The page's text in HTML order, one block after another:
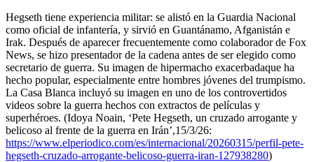
Hegseth tiene experiencia militar: se alistó en la Guardia Nacional
como oficial de infantería, y sirvió en Guantánamo, Afganistán e
Irak. Después de aparecer frecuentemente como colaborador de Fox
News, se hizo presentador de la cadena antes de ser elegido como
secretario de guerra. Su imagen de hipermacho exacerbadaque ha
hecho popular, especialmente entre hombres jóvenes del trumpismo.
La Casa Blanca incluyó su imagen en uno de los controvertidos
videos sobre la guerra hechos con extractos de películas y
superhéroes. (Idoya Noain, ‘Pete Hegseth, un cruzado arrogante y
belicoso al frente de la guerra en Irán’,15/3/26:
https://www.elperiodico.com/es/internacional/20260315/perfil-pete-
hegseth-cruzado-arrogante-belicoso-guerra-iran-127938280)